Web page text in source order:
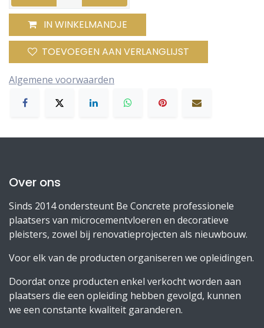
IN WINKELMANDJE
TOEVOEGEN AAN VERLANGLIJST
Algemene voorwaarden
Over ons
Sinds 2014 ondersteunt Be Concrete professionele
plaatsers van microcementvloeren en decoratieve
pleisters, zowel bij renovatieprojecten als nieuwbouw.
Voor elk van de producten organiseren we opleidingen.
Doordat onze producten enkel verkocht worden aan
plaatsers die een opleiding hebben gevolgd, kunnen
we een constante kwaliteit garanderen.